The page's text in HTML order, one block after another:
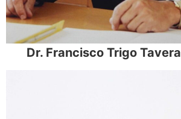
Dr. Francisco Trigo Tavera